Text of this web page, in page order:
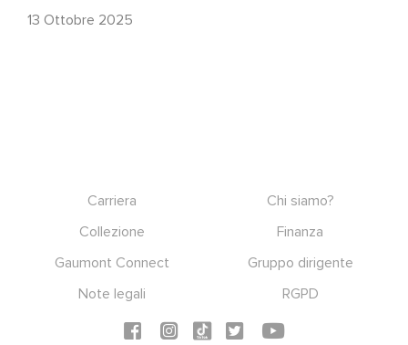
13 Ottobre 2025
Carriera
Chi siamo?
Collezione
Finanza
Gaumont Connect
Gruppo dirigente
Note legali
RGPD
Social icons